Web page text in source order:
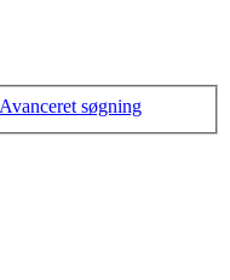
Avanceret søgning